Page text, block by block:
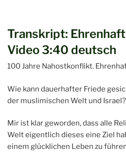
Transkript:
Video 3:40 deutsch
100 Jahre Nahostkonflikt.
Wie kann dauerhafter Friede
der muslimischen Welt und Israel?
Mir ist klar geworden, dass alle
Welt eigentlich dieses eine Ziel
einem glücklichen Leben zu